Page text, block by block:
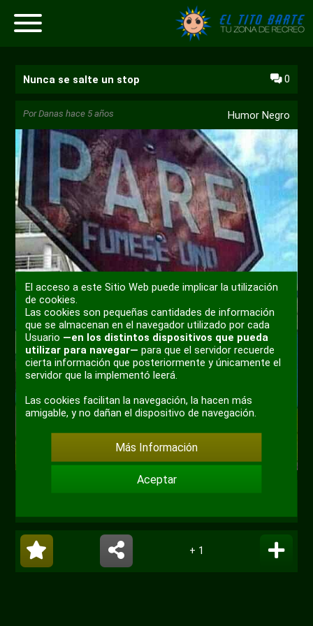
Nunca se salte un stop 0
PorDanas hace 5 años Humor Negro
+ 1
El acceso a este Sitio Web puede implicar la utilización
de cookies.
Las cookies son pequeñas cantidades de información
que se almacenan en el navegador utilizado por cada
Usuario —en los distintos dispositivos que pueda
utilizar para navegar— para que el servidor recuerde
cierta información que posteriormente y únicamente el
servidor que la implementó leerá.
Las cookies facilitan la navegación, la hacen más
amigable, y no dañan el dispositivo de navegación.
Más Información
Aceptar